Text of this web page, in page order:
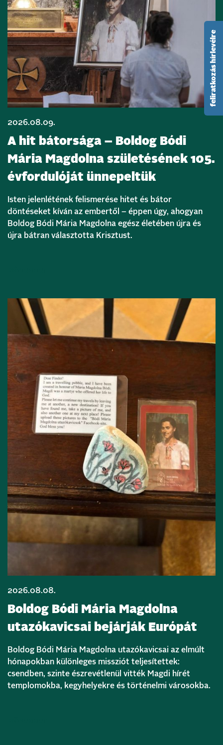
2026.08.09.
A hit bátorsága – Boldog Bódi
Mária Magdolna születésének 105.
évfordulóját ünnepeltük
Isten jelenlétének felismerése hitet és bátor
döntéseket kíván az embertől – éppen úgy, ahogyan
Boldog Bódi Mária Magdolna egész életében újra és
újra bátran választotta Krisztust.
2026.08.08.
Boldog Bódi Mária Magdolna
utazókavicsai bejárják Európát
Boldog Bódi Mária Magdolna utazókavicsai az elmúlt
hónapokban különleges missziót teljesítettek:
csendben, szinte észrevétlenül vitték Magdi hírét
templomokba, kegyhelyekre és történelmi városokba.
feliratkozás hírlevélre